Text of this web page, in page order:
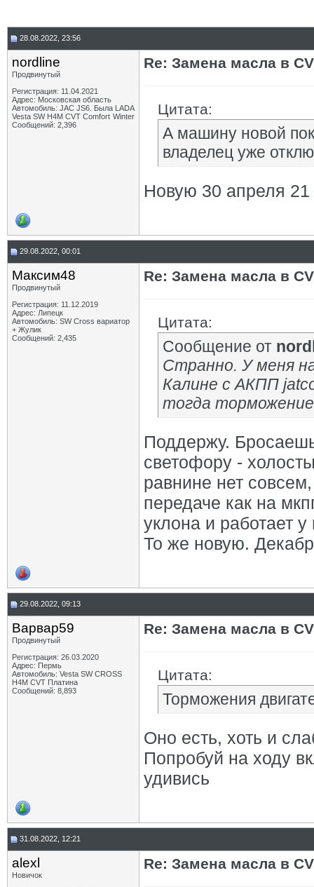
28.08.2022, 23:56
nordline
Продвинутый
Регистрация: 11.04.2021
Адрес: Московская область
Автомобиль: JAC JS6. Была LADA
Vesta SW H4M CVT Comfort Winter
Сообщений: 2,396
Re: Замена масла в
Цитата:
А машину новой
владелец уже
Новую 30 апреля 21
29.08.2022, 00:01
Максим48
Продвинутый
Регистрация: 11.12.2019
Адрес: Липецк
Автомобиль: SW Cross вариатор
+ Жулик
Сообщений: 2,435
Re: Замена масла в
Цитата:
Сообщение от
Странно. У меня
Калине с АКПП
тогда
Поддержу.
светофору -
равнине нет
передаче как на
уклона и работает
То же новую.
29.08.2022, 09:13
Варвар59
Продвинутый
Регистрация: 26.03.2020
Адрес: Пермь
Автомобиль: Vesta SW CROSS
H4M CVT Платина
Сообщений: 8,893
Re: Замена масла в
Цитата:
Торможения
Оно есть, хоть и
Попробуй на ходу
удивись
31.08.2022, 12:21
alexl
Новичок
Re: Замена масла в